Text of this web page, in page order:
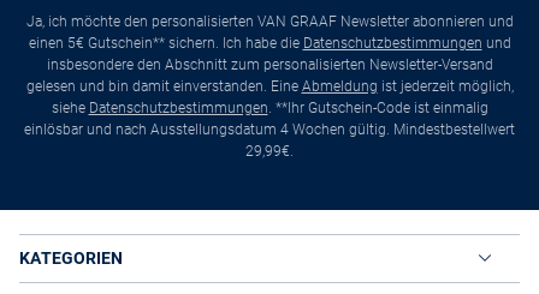
Ja, ich möchte den personalisierten VAN GRAAF Newsletter abonnieren und
einen 5€ Gutschein** sichern. Ich habe die Datenschutzbestimmungen und
insbesondere den Abschnitt zum personalisierten Newsletter-Versand
gelesen und bin damit einverstanden. Eine Abmeldung ist jederzeit möglich,
siehe Datenschutzbestimmungen. **Ihr Gutschein-Code ist einmalig
einlösbar und nach Ausstellungsdatum 4 Wochen gültig. Mindestbestellwert
29,99€.
KATEGORIEN